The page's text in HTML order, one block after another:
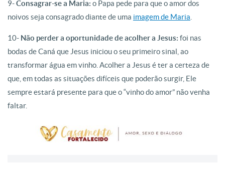
9-Consagrar-se a Maria: o Papa pede para que o amor dos
noivos seja consagrado diante de uma imagem de Maria
10- Não perder a oportunidade de acolher a Jesus: foi nas
bodas de Caná que Jesus iniciou o seu primeiro sinal, ao
transformar água em vinho. Acolher a Jesus é ter a certeza de
que, em todas as situações difíceis que poderão surgir, Ele
sempre estará presente para que o “vinho do amor” não venha
faltar.